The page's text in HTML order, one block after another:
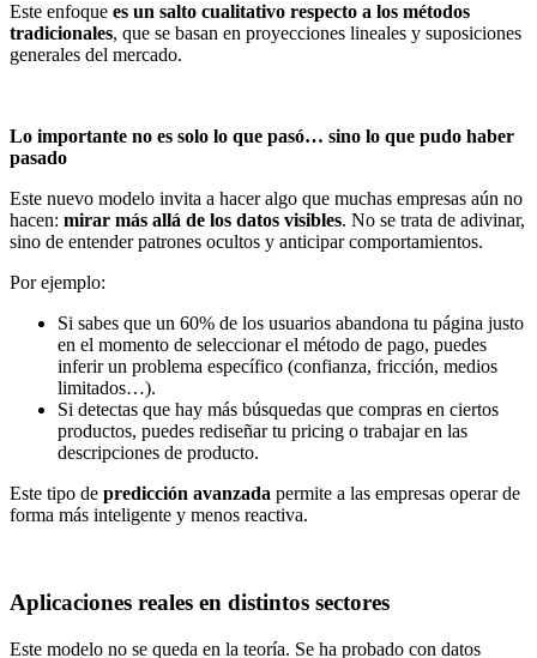
Este enfoque es un salto cualitativo respecto a los métodos
tradicionales, que se basan en proyecciones lineales y suposiciones
generales del mercado.
Lo importante no es solo lo que pasó… sino lo que pudo haber
pasado
Este nuevo modelo invita a hacer algo que muchas empresas aún no
hacen: mirar más allá de los datos visibles. No se trata de adivinar,
sino de entender patrones ocultos y anticipar comportamientos.
Por ejemplo:
Si sabes que un 60% de los usuarios abandona tu página justo
en el momento de seleccionar el método de pago, puedes
inferir un problema específico (confianza, fricción, medios
limitados…).
Si detectas que hay más búsquedas que compras en ciertos
productos, puedes rediseñar tu pricing o trabajar en las
descripciones de producto.
Este tipo de predicción avanzada permite a las empresas operar de
forma más inteligente y menos reactiva.
Aplicaciones reales en distintos sectores
Este modelo no se queda en la teoría. Se ha probado con datos